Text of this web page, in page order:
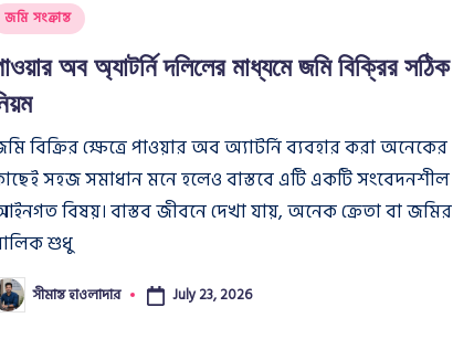
জমি সংক্রান্ত
অব অ্যাটর্নি দলিলের মাধ্যমে জমি বিক্রির সঠিক
বিক্রির ক্ষেত্রে পাওয়ার অব অ্যাটর্নি ব্যবহার করা অনেকের
সহজ সমাধান মনে হলেও বাস্তবে এটি একটি সংবেদনশীল
বিষয়। বাস্তব জীবনে দেখা যায়, অনেক ক্রেতা বা জমির
শুধু
সীমান্ত হাওলাদার July 23, 2026